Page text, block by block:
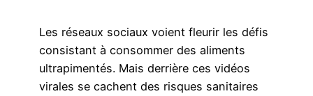
Les réseaux sociaux voient fleurir les défis
consistant à consommer des aliments
ultrapimentés. Mais derrière ces vidéos
virales se cachent des risques sanitaires